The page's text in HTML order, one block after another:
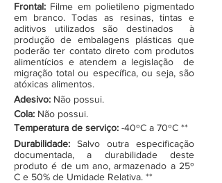
Frontal: Filme em polietileno pigmentado
em branco. Todas as resinas, tintas e
aditivos utilizados são destinados à
produção de embalagens plásticas que
poderão ter contato direto com produtos
alimentícios e atendem a legislação de
migração total ou específica, ou seja, são
atóxicas alimentos.
Adesivo: Não possui.
Cola: Não possui.
Temperatura de serviço: -40ºC a 70ºC **
Durabilidade: Salvo outra especificação
documentada, a durabilidade deste
produto é de um ano, armazenado a 25º
C e 50% de Umidade Relativa. **